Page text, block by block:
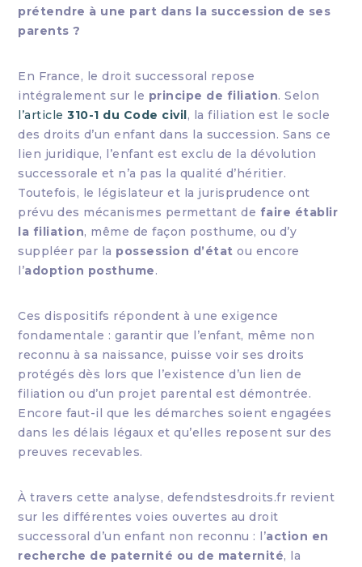
prétendre à une part dans la succession de ses
parents ?
En France, le droit successoral repose
intégralement sur le principe de filiation. Selon
l’article310-1 du Code civil, la filiation est le socle
des droits d’un enfant dans la succession. Sans ce
lien juridique, l’enfant est exclu de la dévolution
successorale et n’a pas la qualité d’héritier.
Toutefois, le législateur et la jurisprudence ont
prévu des mécanismes permettant de faire établir
la filiation, même de façon posthume, ou d’y
suppléer par la possession d’état ou encore
l’adoption posthume.
Ces dispositifs répondent à une exigence
fondamentale : garantir que l’enfant, même non
reconnu à sa naissance, puisse voir ses droits
protégés dès lors que l’existence d’un lien de
filiation ou d’un projet parental est démontrée.
Encore faut-il que les démarches soient engagées
dans les délais légaux et qu’elles reposent sur des
preuves recevables.
À travers cette analyse, defendstesdroits.fr revient
sur les différentes voies ouvertes au droit
successoral d’un enfant non reconnu : l’action en
recherche de paternité ou de maternité, la